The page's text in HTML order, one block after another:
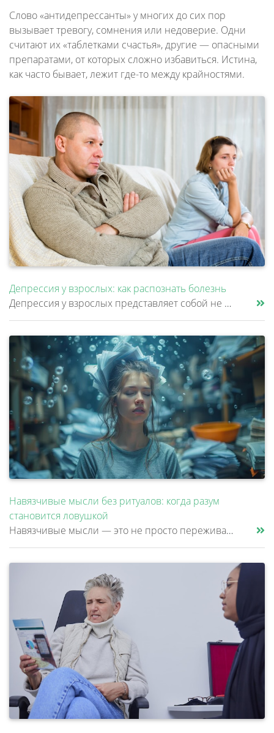
Слово «антидепрессанты» у многих до сих пор
вызывает тревогу, сомнения или недоверие. Одни
считают их «таблетками счастья», другие — опасными
препаратами, от которых сложно избавиться. Истина,
как часто бывает, лежит где-то между крайностями.
Депрессия у взрослых: как распознать болезнь
Депрессия у взрослых представляет собой не просто временное ухудшение настроения, а клиническое расстройство, затрагиваю......
Навязчивые мысли без ритуалов: когда разум
становится ловушкой
Навязчивые мысли — это не просто переживания или тревоги, которые можно «отогнать» от себя. Эти мысли возникают против ж......